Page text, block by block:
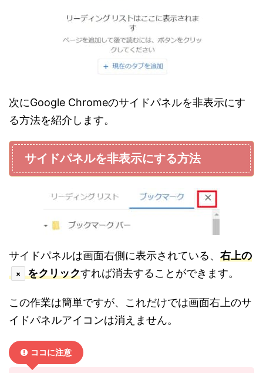
次にGoogle Chromeのサイドパネルを非表示にす
る方法を紹介します。
サイドパネルを非表示にする方法
サイドパネルは画面右側に表示されている、 右上の
× をクリックすれば消去することができます。
この作業は簡単ですが、これだけでは画面右上のサ
イドパネルアイコンは消えません。
ココに注意